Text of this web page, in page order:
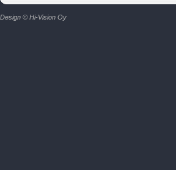
Design © Hi-Vision Oy